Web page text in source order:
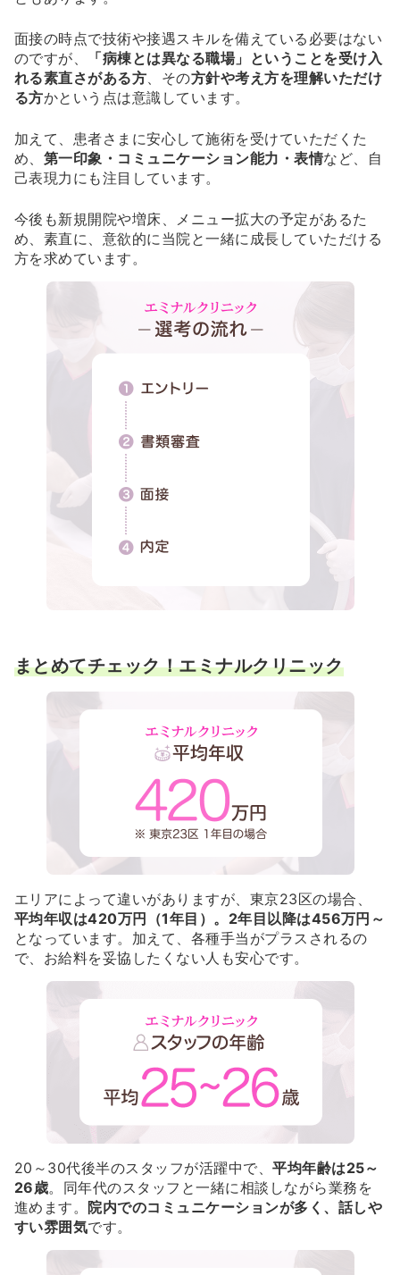
面接の時点で技術や接遇スキルを備えている必要はない
のですが、
「病棟とは異なる職場」ということを受け入
れる素直さがある方、その方針や考え方を理解いただけ
る方かという点は意識しています。
加えて、患者さまに安心して施術を受けていただくた
め、 第一印象・コミュニケーション能力・表情など、自
己表現力にも注目しています。
今後も新規開院や増床、メニュー拡大の予定があるた
め、素直に、意欲的に当院と一緒に成長していただける
方を求めています。
まとめてチェック！エミナルクリニック
エリアによって違いがありますが、東京23区の場合、
平均年収は420万円（1年目）。2年目以降は456万円～
となっています。加えて、各種手当がプラスされるの
で、お給料を妥協したくない人も安心です。
20～30代後半のスタッフが活躍中で、平均年齢は25～
26歳。同年代のスタッフと一緒に相談しながら業務を
進めます。 院内でのコミュニケーションが多く、話しや
すい雰囲気です。